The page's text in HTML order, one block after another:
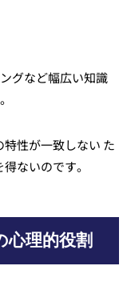
グなど幅広い知識
性が一致しない た
ないのです。
心理的役割